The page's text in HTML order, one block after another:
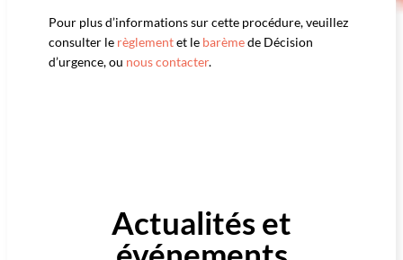
Pour plus d’informations sur cette procédure, veuillez
consulter le règlementet le barèmede Décision
d’urgence, ou nous contacter.
Actualités et